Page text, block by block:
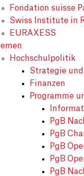
Fondation suisse
Swiss Institute in
EURAXESS
Hochschulpolitik
Strategie
Finanzen
Programme
PgB
PgB
PgB
PgB
PgB